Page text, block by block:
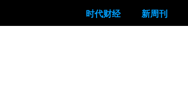
时代财经 新周刊